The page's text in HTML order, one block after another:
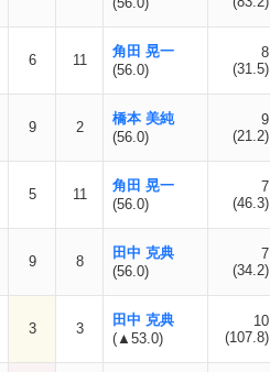
6 11
角田 晃一
(56.0)
8
(31.5)
9 2
橋本 美純
(56.0)
9
(21.2)
5 11
角田 晃一
(56.0)
7
(46.3)
9 8
田中 克典
(56.0)
7
(34.2)
3 3
田中 克典
(▲53.0)
10
(107.8)